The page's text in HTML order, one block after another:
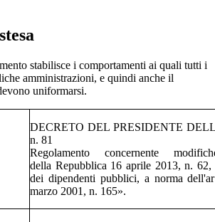
stabilisce i comportamenti ai quali tutti i
amministrazioni, e quindi anche il
uniformarsi.
DECRETO DEL PRESIDENTE
n. 81
Regolamento concernente
della Repubblica 16 aprile 2013, n.
dei dipendenti pubblici, a norma
marzo 2001, n. 165».